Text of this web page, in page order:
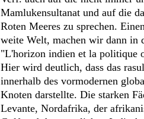
Mamlukensultanat und auf die
Roten Meeres zu sprechen.
weite Welt, machen wir dann in
"L'horizon indien et la politique
Hier wird deutlich, dass das
innerhalb des vormodernen
Knoten darstellte. Die starken
Levante, Nordafrika, der